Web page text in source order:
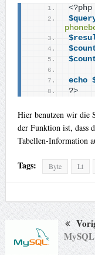
<?php
echo
?>
Hier benutzen wir die
der Funktion ist, dass
Tabellen-Information
Tags: Byte Lt